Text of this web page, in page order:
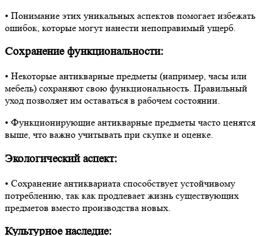
• Понимание этих уникальных аспектов помогает избежать
ошибок, которые могут нанести непоправимый ущерб.
Сохранение функциональности:
• Некоторые антикварные предметы (например, часы или
мебель) сохраняют свою функциональность. Правильный
уход позволяет им оставаться в рабочем состоянии.
• Функционирующие антикварные предметы часто ценятся
выше, что важно учитывать при скупке и оценке.
Экологический аспект:
• Сохранение антиквариата способствует устойчивому
потреблению, так как продлевает жизнь существующих
предметов вместо производства новых.
Культурное наследие: